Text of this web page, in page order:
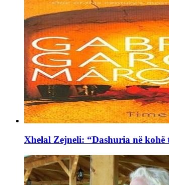
Xhelal Zejneli: “Dashuria në kohë